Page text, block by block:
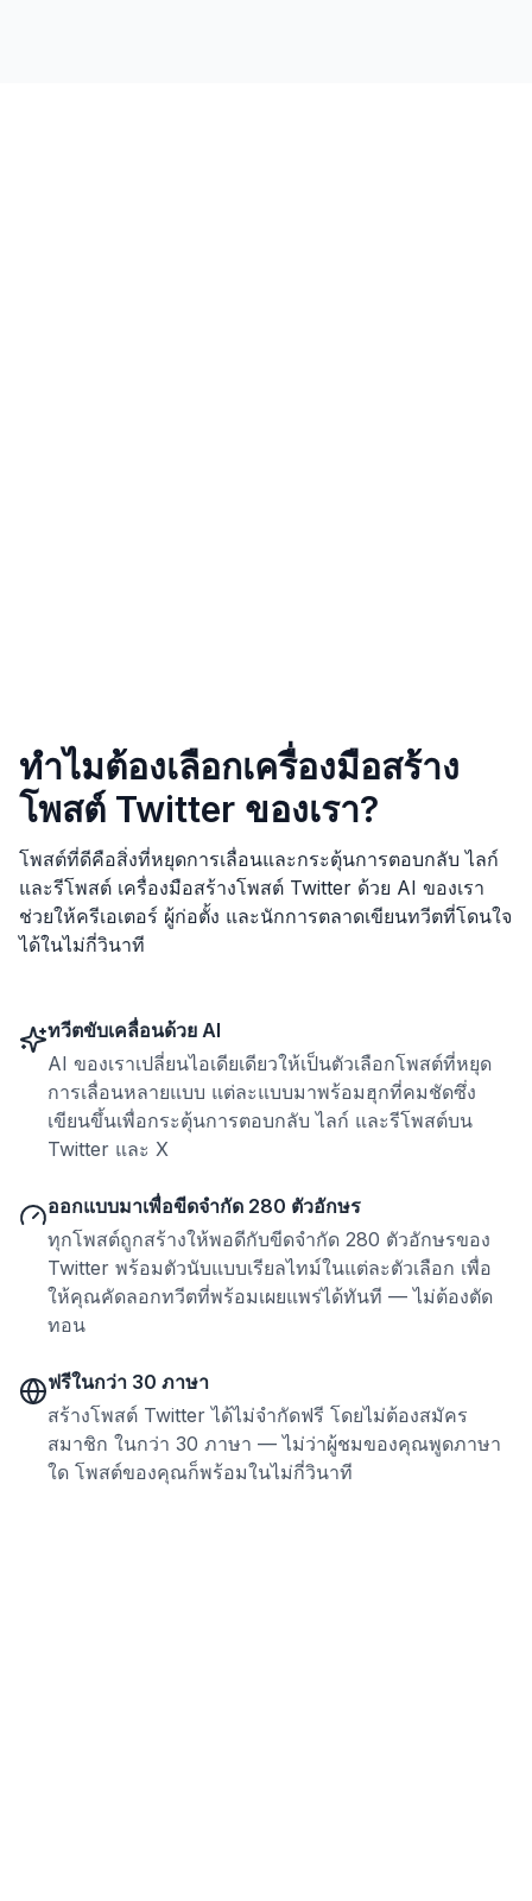
ทำไมต้องเลือกเครื่องมือสร้าง
โพสต์ Twitter ของเรา?
โพสต์ที่ดีคือสิ่งที่หยุดการเลื่อนและกระตุ้นการตอบกลับ ไลก์
และรีโพสต์ เครื่องมือสร้างโพสต์ Twitter ด้วย AI ของเรา
ช่วยให้ครีเอเตอร์ ผู้ก่อตั้ง และนักการตลาดเขียนทวีตที่โดนใจ
ได้ในไม่กี่วินาที
ทวีตขับเคลื่อนด้วย AI
AI ของเราเปลี่ยนไอเดียเดียวให้เป็นตัวเลือกโพสต์ที่หยุด
การเลื่อนหลายแบบ แต่ละแบบมาพร้อมฮุกที่คมชัดซึ่ง
เขียนขึ้นเพื่อกระตุ้นการตอบกลับ ไลก์ และรีโพสต์บน
Twitter และ X
ออกแบบมาเพื่อขีดจำกัด 280 ตัวอักษร
ทุกโพสต์ถูกสร้างให้พอดีกับขีดจำกัด 280 ตัวอักษรของ
Twitter พร้อมตัวนับแบบเรียลไทม์ในแต่ละตัวเลือก เพื่อ
ให้คุณคัดลอกทวีตที่พร้อมเผยแพร่ได้ทันที — ไม่ต้องตัด
ทอน
ฟรีในกว่า 30 ภาษา
สร้างโพสต์ Twitter ได้ไม่จำกัดฟรี โดยไม่ต้องสมัคร
สมาชิก ในกว่า 30 ภาษา — ไม่ว่าผู้ชมของคุณพูดภาษา
ใด โพสต์ของคุณก็พร้อมในไม่กี่วินาที